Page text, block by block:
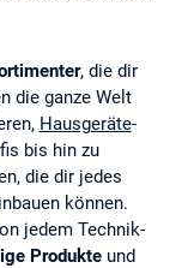
, die dir
die ganze Welt
Hausgeräte-
bis hin zu
die dir jedes
können.
jedem Technik-
Produkteund